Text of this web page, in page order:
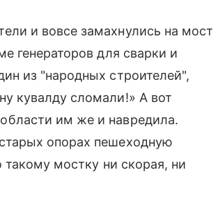
и вовсе замахнулись на мост
генераторов для сварки и
из "народных строителей",
кувалду сломали!» А вот
им же и навредила.
опорах пешеходную
такому мостку ни скорая, ни